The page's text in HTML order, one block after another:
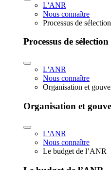
L'ANR
Nous connaître
Processus de sélection
Processus de sélection
L'ANR
Nous connaître
Organisation et
Organisation et
L'ANR
Nous connaître
Le budget de l’ANR